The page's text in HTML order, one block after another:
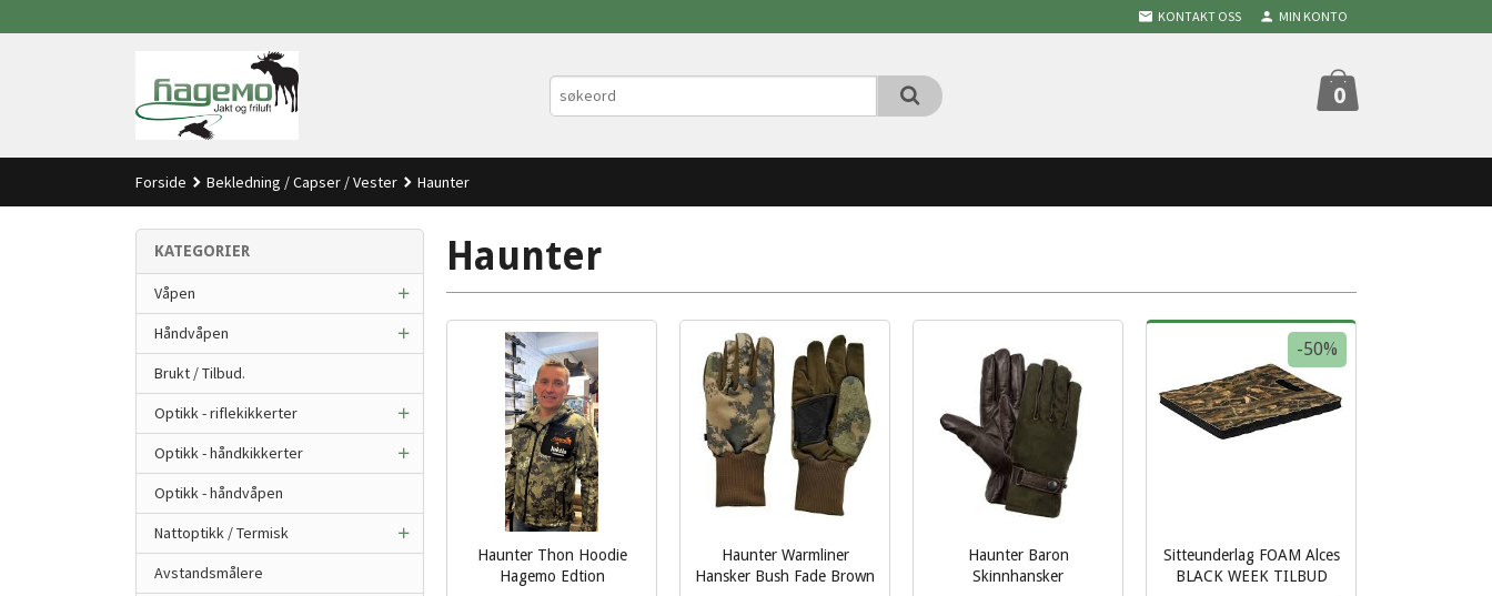
til
KONTAKT OSS MIN KONTO
0
Forside Bekledning / Capser / Vester Haunter
Haunter
Haunter Thon Hoodie
Hagemo Edtion
Haunter Warmliner
Hansker Bush Fade Brown
Haunter Baron
Skinnhansker
Sitteunderlag FOAM Alces
BLACK WEEK TILBUD
-50%
KATEGORIER
Våpen
Håndvåpen
Brukt / Tilbud.
Optikk - riflekikkerter
Optikk - håndkikkerter
Optikk - håndvåpen
Nattoptikk / Termisk
Avstandsmålere